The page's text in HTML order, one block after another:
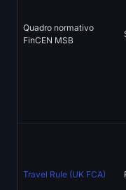
Quadro normativo
FinCEN MSB
Travel Rule (UK FCA)